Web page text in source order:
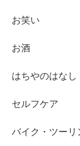
お笑い
お酒
はちやのはなし
セルフケア
バイク・ツーリ